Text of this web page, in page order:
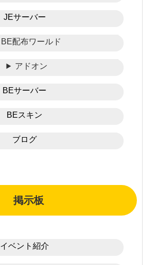
JEサーバー
BE配布ワールド
アドオン
BEサーバー
BEスキン
ブログ
掲示板
イベント紹介